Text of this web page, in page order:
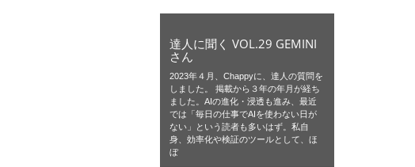
達人に聞く VOL.29 GEMINI
さん
2023年４月、Chappyに、達人の質問を
しました。 掲載から３年の年月が経ち
ました。AIの進化・浸透も進み、最近
では「毎日の仕事でAIを使わない日が
ない」という読者も多いはず。私自
身、効率化や検証のツールとして、ほ
ぼ